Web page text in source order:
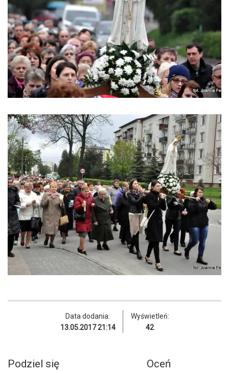
Data dodania:
13.05.2017 21:14
Wyświetleń:
42
Podziel się Oceń